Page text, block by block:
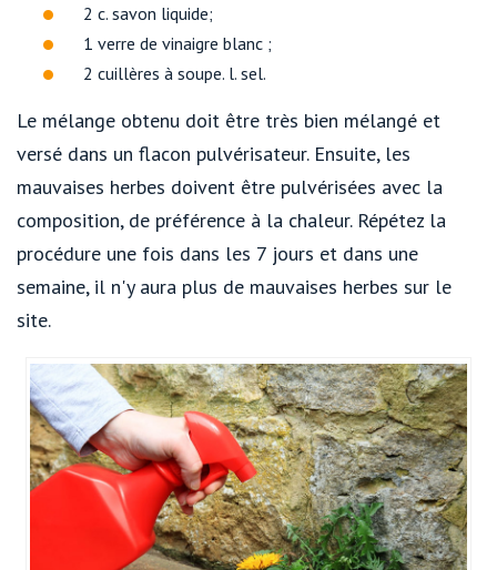
2 c. savon liquide;
1 verre de vinaigre blanc ;
2 cuillères à soupe. l. sel.
Le mélange obtenu doit être très bien mélangé et
versé dans un flacon pulvérisateur. Ensuite, les
mauvaises herbes doivent être pulvérisées avec la
composition, de préférence à la chaleur. Répétez la
procédure une fois dans les 7 jours et dans une
semaine, il n'y aura plus de mauvaises herbes sur le
site.